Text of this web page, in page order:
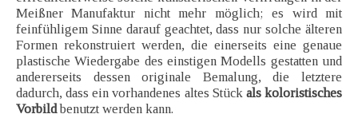
Meißner Manufaktur nicht mehr möglich; es wird mit
feinfühligem Sinne darauf geachtet, dass nur solche älteren
Formen rekonstruiert werden, die einerseits eine genaue
plastische Wiedergabe des einstigen Modells gestatten und
andererseits dessen originale Bemalung, die letztere
dadurch, dass ein vorhandenes altes Stück als koloristisches
Vorbildbenutzt werden kann.